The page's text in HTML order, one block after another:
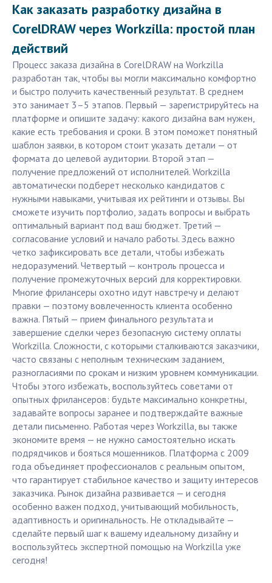
Как заказать разработку дизайна в
CorelDRAW через Workzilla: простой план
действий
Процесс заказа дизайна в CorelDRAW на Workzilla
разработан так, чтобы вы могли максимально комфортно
и быстро получить качественный результат. В среднем
это занимает 3–5 этапов. Первый — зарегистрируйтесь на
платформе и опишите задачу: какого дизайна вам нужен,
какие есть требования и сроки. В этом поможет понятный
шаблон заявки, в котором стоит указать детали — от
формата до целевой аудитории. Второй этап —
получение предложений от исполнителей. Workzilla
автоматически подберет несколько кандидатов с
нужными навыками, учитывая их рейтинги и отзывы. Вы
сможете изучить портфолио, задать вопросы и выбрать
оптимальный вариант под ваш бюджет. Третий —
согласование условий и начало работы. Здесь важно
четко зафиксировать все детали, чтобы избежать
недоразумений. Четвертый — контроль процесса и
получение промежуточных версий для корректировки.
Многие фрилансеры охотно идут навстречу и делают
правки — поэтому вовлеченность клиента особенно
важна. Пятый — прием финального результата и
завершение сделки через безопасную систему оплаты
Workzilla. Сложности, с которыми сталкиваются заказчики,
часто связаны с неполным техническим заданием,
разногласиями по срокам и низким уровнем коммуникации.
Чтобы этого избежать, воспользуйтесь советами от
опытных фрилансеров: будьте максимально конкретны,
задавайте вопросы заранее и подтверждайте важные
детали письменно. Работая через Workzilla, вы также
экономите время — не нужно самостоятельно искать
подрядчиков и бояться мошенников. Платформа с 2009
года объединяет профессионалов с реальным опытом,
что гарантирует стабильное качество и защиту интересов
заказчика. Рынок дизайна развивается — и сегодня
особенно важен подход, учитывающий мобильность,
адаптивность и оригинальность. Не откладывайте —
сделайте первый шаг к вашему идеальному дизайну и
воспользуйтесь экспертной помощью на Workzilla уже
сегодня!